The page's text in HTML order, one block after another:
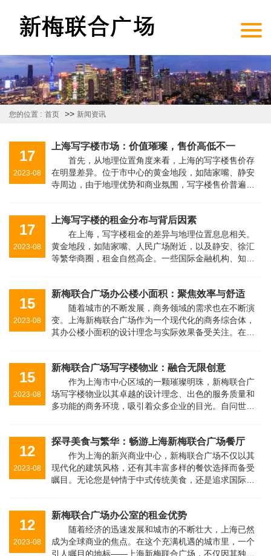
您的位置 : 首页 >> 新闻资讯
17
2023-08
上海写字楼市场：价值璀璨，售价高低不一
首先，从地理位置角度来看，上海的写字楼售价存
在明显差异。位于市中心的黄金地段，如陆家嘴、静安
寺周边，由于地理优势和商业氛围，写字楼售价普遍较
17
2023-08
上海写字楼的租金分布与背后因素
在上海，写字楼租金的差异与地理位置息息相关。
黄金地段，如陆家嘴、人民广场附近，以及静安、徐汇
等繁华商圈，租金自然高企。一些国际金融机构、知名
15
2023-08
新梅联合广场办公楼小面积：聚焦效率与舒适
随着城市的不断发展，商务领域的需求也在不断演
变。上海新梅联合广场作为一个现代化的商务综合体，
其办公楼小面积的设计理念与实际效果备受关注。在这
15
2023-08
新梅联合广场写字楼物业：融合无限创意
作为上海市中心区域的一颗璀璨明珠，新梅联合广
场写字楼物业以其卓越的设计理念、出色的服务质量和
多功能的商务环境，吸引着众多企业的目光。自问世以
12
2023-08
探寻美食与繁华：畅游上海新梅联合广场餐厅
作为上海的新兴商业中心，新梅联合广场不仅以其
现代化的建筑风格，还有其丰富多样的餐饮选择而备受
瞩目。无论您是钟情于中式传统美食，还是追求国际化
12
2023-08
新梅联合广场办公室的租金优势
随着经济的迅速发展和城市的不断壮大，上海已然
成为全球商业的焦点。在这个充满机遇的城市里，一个
引人瞩目的地标——上海新梅联合广场，不仅因其独特